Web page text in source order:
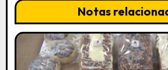
d
Notas